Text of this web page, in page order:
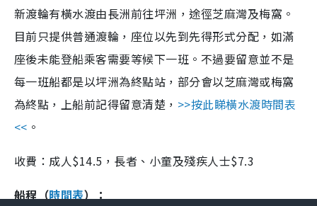
新渡輪有橫水渡由長洲前往坪洲，途徑芝麻灣及梅窩。
目前只提供普通渡輪，座位以先到先得形式分配，如滿
座後未能登船乘客需要等候下一班。不過要留意並不是
每一班船都是以坪洲為終點站，部分會以芝麻灣或梅窩
為終點，上船前記得留意清楚， >>按此睇橫水渡時間表
<< 。
收費：成人$14.5，長者、小童及殘疾人士$7.3
船程（時間表）：